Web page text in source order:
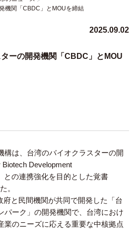
機関「CBDC」とMOUを締結
2025.09.02
ーの開発機関「CBDC」とMOU
構は、台湾のバイオクラスターの開
Development
との連携強化を目的とした覚書
。
と民間機関が共同で開発した「台
パーク」の開発機関で、台湾におけ
業のニーズに応える重要な中核拠点